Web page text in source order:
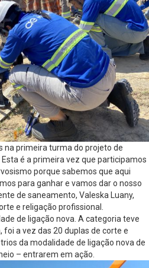
na primeira turma do projeto de
é a primeira vez que participamos
porque sabemos que aqui
para ganhar e vamos dar o nosso
de saneamento, Valeska Luany,
e religação profissional.
de ligação nova. A categoria teve
foi a vez das 20 duplas de corte e
da modalidade de ligação nova de
– entrarem em ação.